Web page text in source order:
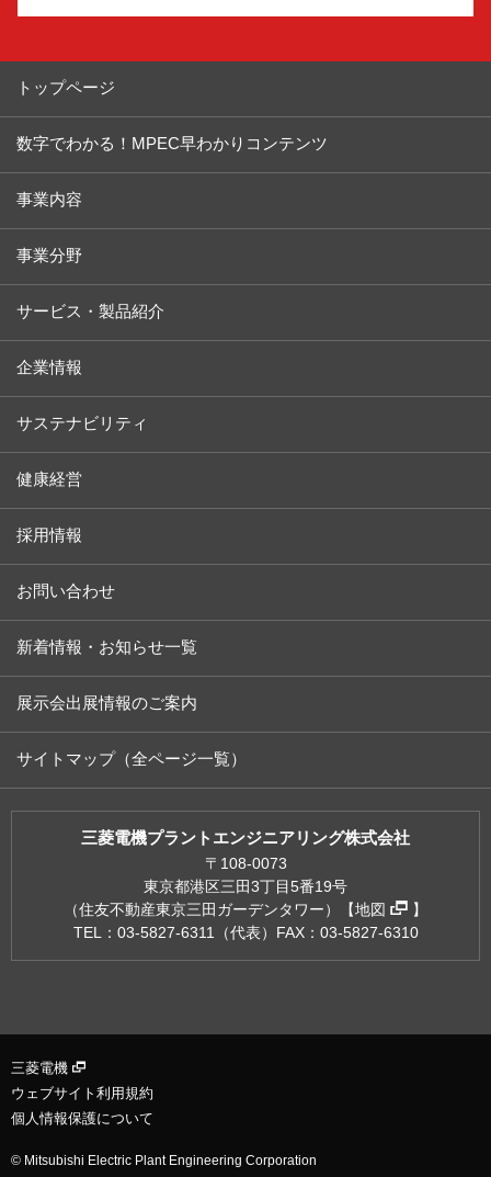
トップページ
数字でわかる！MPEC早わかりコンテンツ
事業内容
事業分野
サービス・製品紹介
企業情報
サステナビリティ
健康経営
採用情報
お問い合わせ
新着情報・お知らせ一覧
展示会出展情報のご案内
サイトマップ（全ページ一覧）
三菱電機プラントエンジニアリング株式会社
〒108-0073
東京都港区三田3丁目5番19号
（住友不動産東京三田ガーデンタワー）【地図
】
TEL：03-5827-6311（代表） FAX：03-5827-6310
三菱電機
ウェブサイト利用規約
個人情報保護について
© Mitsubishi Electric Plant Engineering Corporation